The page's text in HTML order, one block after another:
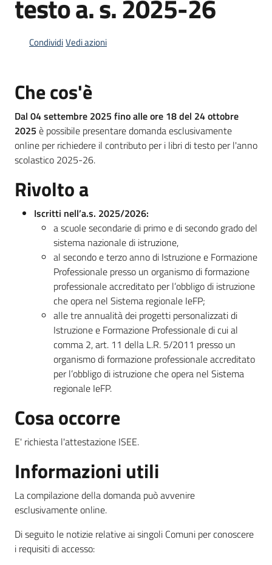
famiglie
Newsletter
testo a. s. 2025-26
CondividiVedi azioni
Che cos'è
Dal 04 settembre 2025 fino alle ore 18 del 24 ottobre
2025 è possibile presentare domanda esclusivamente
online per richiedere il contributo per i libri di testo per l'anno
scolastico 2025-26.
Rivolto a
Iscritti nell’a.s. 2025/2026:
a scuole secondarie di primo e di secondo grado del
sistema nazionale di istruzione,
al secondo e terzo anno di Istruzione e Formazione
Professionale presso un organismo di formazione
professionale accreditato per l’obbligo di istruzione
che opera nel Sistema regionale IeFP;
alle tre annualità dei progetti personalizzati di
Istruzione e Formazione Professionale di cui al
comma 2, art. 11 della L.R. 5/2011 presso un
organismo di formazione professionale accreditato
per l’obbligo di istruzione che opera nel Sistema
regionale IeFP.
Cosa occorre
E' richiesta l'attestazione ISEE.
Informazioni utili
La compilazione della domanda può avvenire
esclusivamente online.
Di seguito le notizie relative ai singoli Comuni per conoscere
i requisiti di accesso: